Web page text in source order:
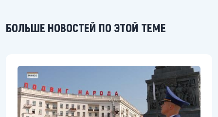
БОЛЬШЕ НОВОСТЕЙ ПО ЭТОЙ ТЕМЕ